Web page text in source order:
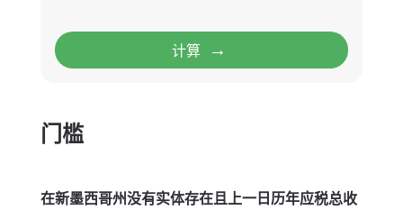
计算 →
门槛
在新墨西哥州没有实体存在且上一日历年应税总收